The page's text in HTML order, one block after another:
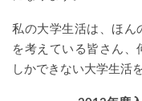
私の大学生活は、ほん
を考えている皆さん、
しかできない大学生活